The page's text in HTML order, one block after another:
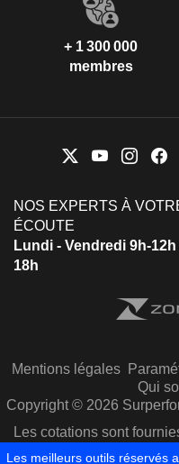
+ 1 300 000
membres
NOS EXPERTS À
ÉCOUTE
Lundi - Vendredi 9h-12h
18h
Mentions légales
Qui
Copyright © 2026
Les cotations sont
Les meilleurs outils réservés